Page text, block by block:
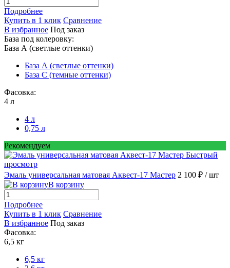
Подробнее
Купить в 1 клик Сравнение
В избранное Под заказ
База под колеровку:
База А (светлые оттенки)
База А (светлые оттенки)
База С (темные оттенки)
Фасовка:
4 л
4 л
0,75 л
Рекомендуем
Быстрый
просмотр
Эмаль универсальная матовая Аквест-17 Мастер 2 100 ₽ / шт
В корзину
Подробнее
Купить в 1 клик Сравнение
В избранное Под заказ
Фасовка:
6,5 кг
6,5 кг